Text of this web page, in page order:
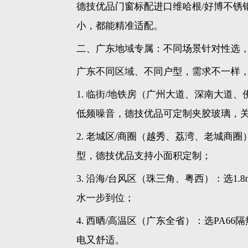
德技优品门窗标配进口维哈根/好博不
小，都能精准适配。
二、广东地域专属：不同场景针对性选
广东不同区域、不同户型，需求不一样
1. 临街/地铁房（广州大道、深南大道
低频噪音，德技优品可定制夹胶玻璃，
2. 老城区/商圈（越秀、荔湾、老城商
型，德技优品支持小面积定制；
3. 沿海/台风区（珠三角、粤西）：选
水一步到位；
4. 西晒/高温区（广东全省）：选PA66
电又舒适。